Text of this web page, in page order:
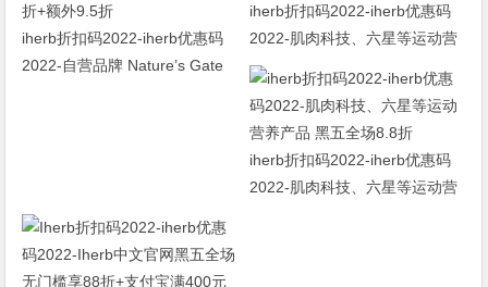
iherb折扣码2022-iherb优惠码
2022-自营品牌 Nature’s Gate
iherb折扣码2022-iherb优惠码
2022-肌肉科技、六星等运动营
养产品 黑五全场8.8折
iherb折扣码2022-iherb优惠码
2022-肌肉科技、六星等运动营